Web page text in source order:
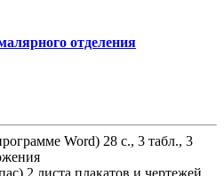
отделения
Word) 28 с., 3 табл., 3
2 листа плакатов и чертежей,